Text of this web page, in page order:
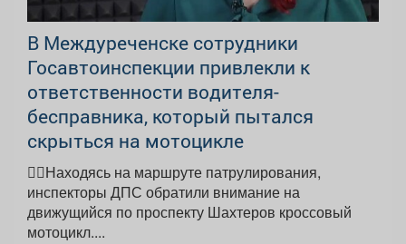
В Междуреченске сотрудники
Госавтоинспекции привлекли к
ответственности водителя-
бесправника, который пытался
скрыться на мотоцикле
👮‍♂Находясь на маршруте патрулирования,
инспекторы ДПС обратили внимание на
движущийся по проспекту Шахтеров кроссовый
мотоцикл....